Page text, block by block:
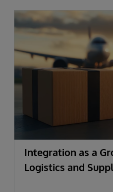
Integration as a
Logistics and